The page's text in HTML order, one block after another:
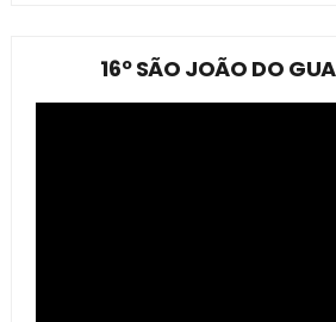
16º SÃO JOÃO DO